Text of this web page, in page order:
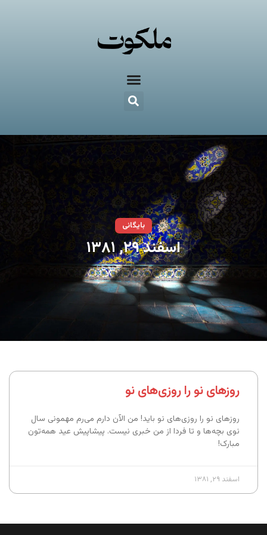
بایگانی
اسفند ۲۹, ۱۳۸۱
روزهای نو را روزی‌های نو
روزهای نو را روزی‌های نو باید! من الآن دارم می‌رم مهمونی سال
نوی بچه‌ها و تا فردا از من خبری نیست. پیشاپیش عید همه‌تون
مبارک!
اسفند ۲۹, ۱۳۸۱